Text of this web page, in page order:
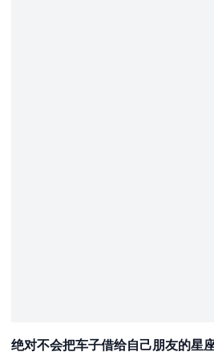
绝对不会把车子借给自己朋友的星